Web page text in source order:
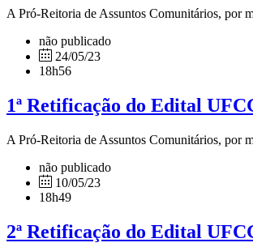
A Pró-Reitoria de Assuntos Comunitários, por
não publicado
24/05/23
18h56
1ª Retificação do Edital
A Pró-Reitoria de Assuntos Comunitários, por
não publicado
10/05/23
18h49
2ª Retificação do Edital